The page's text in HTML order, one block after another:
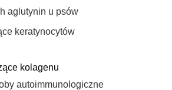
aglutynin u psów
keratynocytów
kolagenu
autoimmunologiczne